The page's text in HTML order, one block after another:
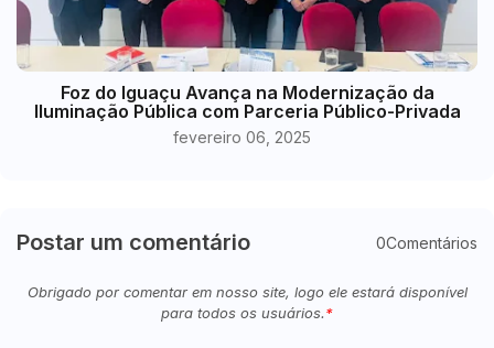
Foz do Iguaçu Avança na Modernização da
Iluminação Pública com Parceria Público-Privada
fevereiro 06, 2025
Postar um comentário 0Comentários
Obrigado por comentar em nosso site, logo ele estará disponível
para todos os usuários.